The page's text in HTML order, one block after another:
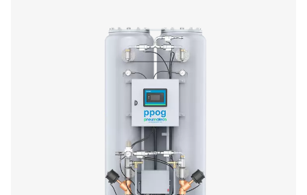
PPOG 2-18 HE PSA oksijen
PPOG 2-18 HE, ihtiyacınız olan oksijen hacmini,
güvenilirliği büyük ölçüde azaltılmış bir maliyetle ve
çevresel ayak iziyle sunar.